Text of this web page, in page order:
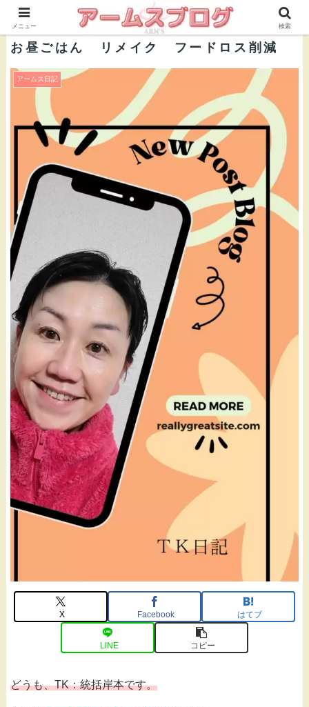
株式会社ＡＲＭ’Ｓ 公式ブログ
お昼ごはん リメイク フードロス削減
アームス日記
X Facebook はてブ
LINE コピー
どうも、TK：統括岸本です。
メニュー 検索